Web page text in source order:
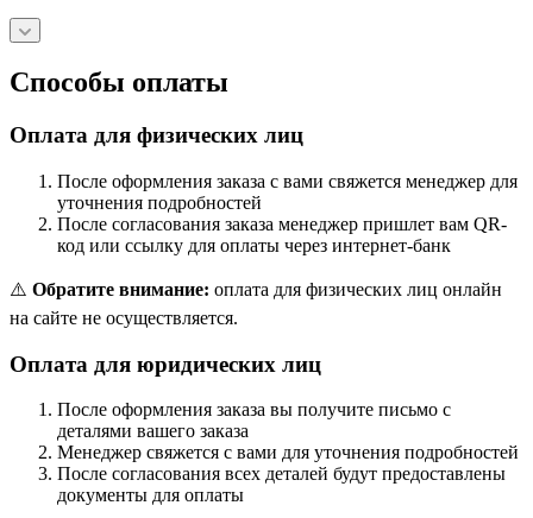
Способы оплаты
Оплата для физических лиц
После оформления заказа с вами свяжется менеджер для
уточнения подробностей
После согласования заказа менеджер пришлет вам QR-
код или ссылку для оплаты через интернет-банк
⚠️ Обратите внимание: оплата для физических лиц онлайн
на сайте не осуществляется.
Оплата для юридических лиц
После оформления заказа вы получите письмо с
деталями вашего заказа
Менеджер свяжется с вами для уточнения подробностей
После согласования всех деталей будут предоставлены
документы для оплаты